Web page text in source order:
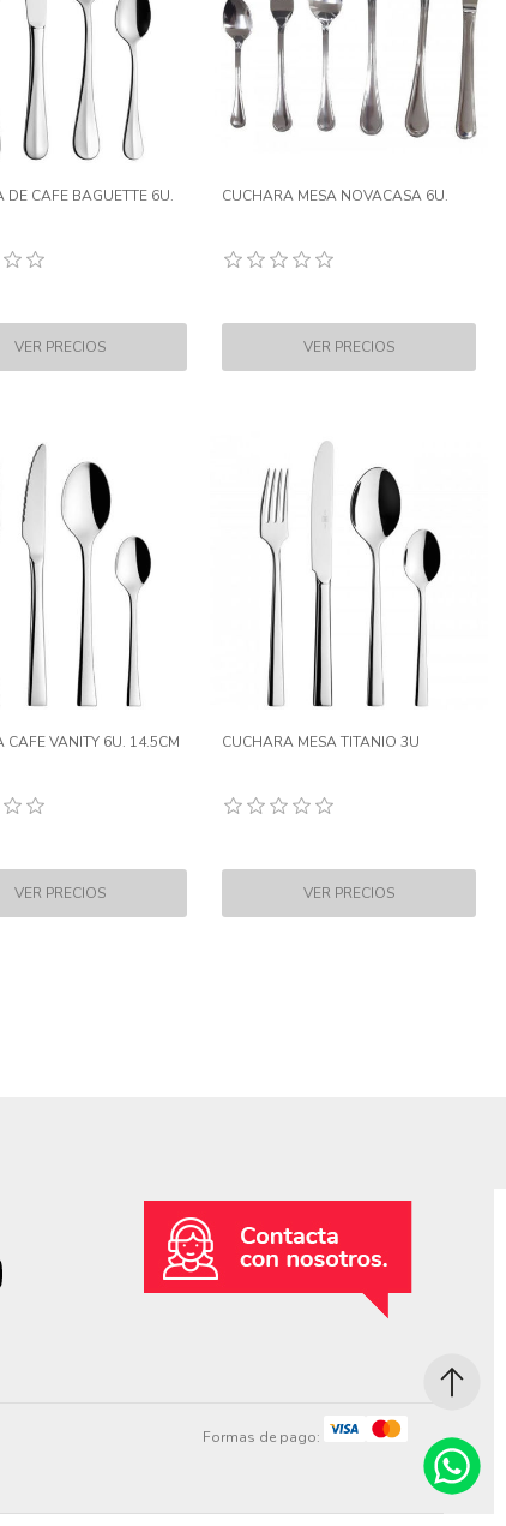
DE CAFE BAGUETTE 6U. CUCHARA MESA NOVACASA 6U.
CAFE VANITY 6U. 14.5CM CUCHARA MESA TITANIO 3U
Formas de pago: